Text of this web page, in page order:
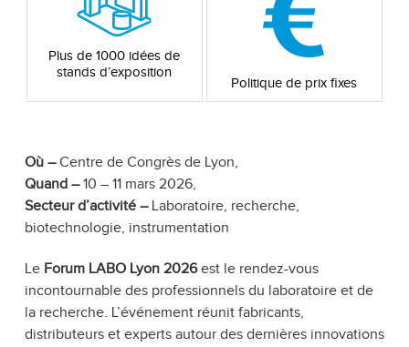
Plus de 1000 idées de
stands d’exposition
Politique de prix fixes
Où –Centre de Congrès de Lyon,
Quand –10 – 11 mars 2026,
Secteur d’activité – Laboratoire, recherche,
biotechnologie, instrumentation
Le Forum LABO Lyon 2026est le rendez-vous
incontournable des professionnels du laboratoire et de
la recherche. L’événement réunit fabricants,
distributeurs et experts autour des dernières innovations